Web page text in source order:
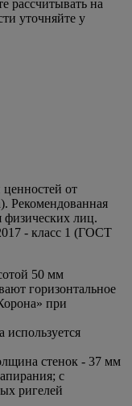
рассчитывать на
уточняйте у
от
Рекомендованная
физических лиц.
- класс 1 (ГОСТ
50 мм
горизонтальное
при
используется
стенок - 37 мм
с
ригелей